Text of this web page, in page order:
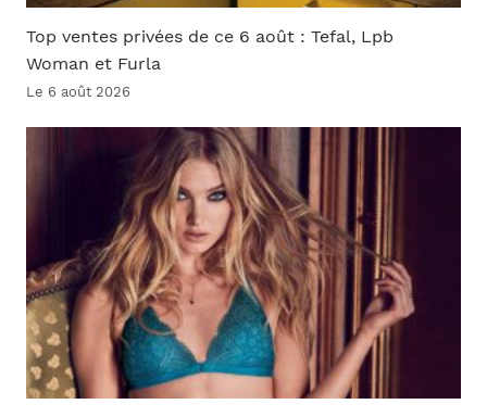
Top ventes privées de ce 6 août : Tefal, Lpb
Woman et Furla
Le 6 août 2026